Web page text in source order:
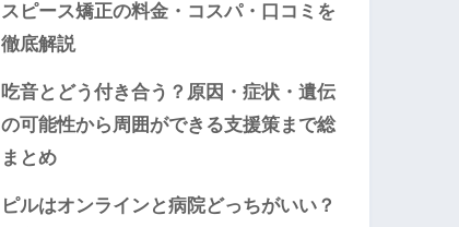
スピース矯正の料金・コスパ・口コミを
徹底解説
吃音とどう付き合う？原因・症状・遺伝
の可能性から周囲ができる支援策まで総
まとめ
ピルはオンラインと病院どっちがいい？